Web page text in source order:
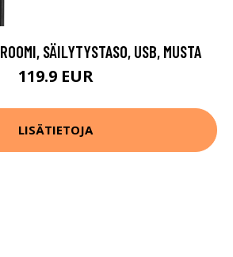
SÄILYTYSTASO, USB, MUSTA
119.9 EUR
LISÄTIETOJA